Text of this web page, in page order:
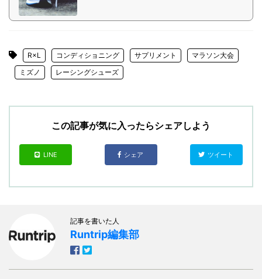
R×L コンディショニング サプリメント
マラソン大会
ミズノ
レーシングシューズ
この記事が気に入ったらシェアしよう
LINE シェア ツイート
記事を書いた人
Runtrip編集部